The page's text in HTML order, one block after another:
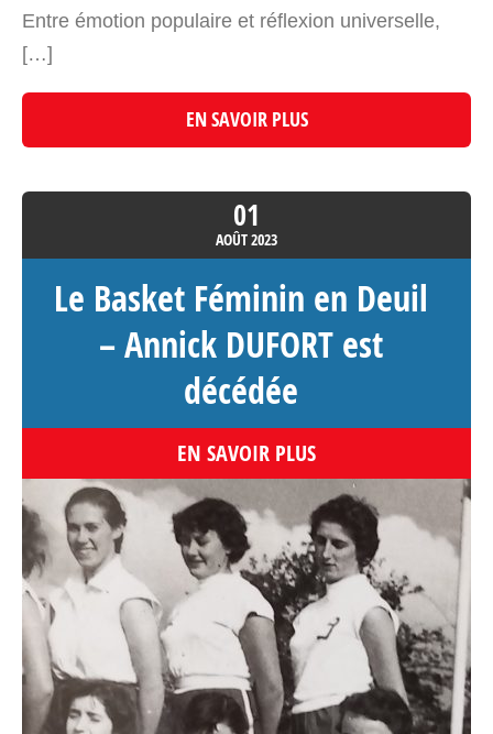
Entre émotion populaire et réflexion universelle,
[…]
EN SAVOIR PLUS
01
AOÛT2023
Le Basket Féminin en Deuil
– Annick DUFORT est
décédée
EN SAVOIR PLUS